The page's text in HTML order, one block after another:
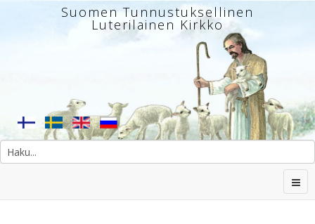
Suomen Tunnustuksellinen
Luterilainen Kirkko